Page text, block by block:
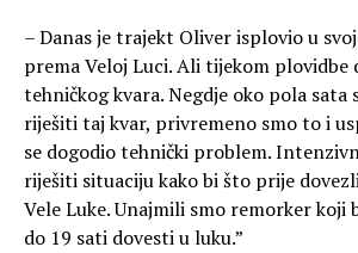
– Danas je trajekt Oliver isplovio u
prema Veloj Luci. Ali tijekom plovidbe
tehničkog kvara. Negdje oko pola sata
riješiti taj kvar, privremeno smo to i
se dogodio tehnički problem.
riješiti situaciju kako bi što prije
Vele Luke. Unajmili smo remorker
do 19 sati dovesti u luku.”